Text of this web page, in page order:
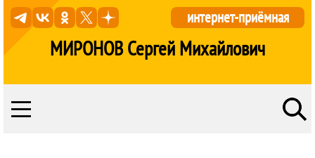
МИРОНОВ Сергей Михайлович
интернет-приёмная